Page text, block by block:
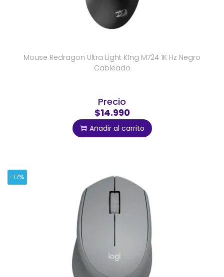
Mouse Redragon Ultra Light K1ng M724 1K Hz Negro
Cableado
Precio
$14.990
Añadir al carrito
-17%